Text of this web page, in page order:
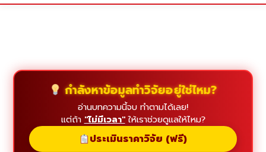
กำลังหาข้อมูลทำวิจัยอยู่ใช่ไหม?
อ่านบทความนี้จบ ทำตามได้เลย!
แต่ถ้า "ไม่มีเวลา"ให้เราช่วยดูแลให้ไหม?
ประเมินราคาวิจัย (ฟรี)